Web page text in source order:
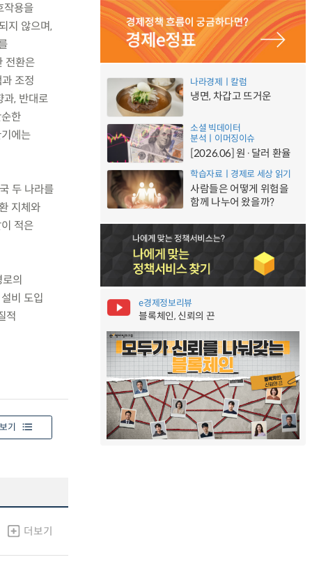
작용을
지 않으며,
전환은
조정
과, 반대로
한
에는
두 나라를
지체와
적은
의
비 도입
적
기
더보기
나라경제ㅣ칼럼
냉면, 차갑고 뜨거운
소셜 빅데이터
분석ㅣ이머징이슈
[2026.06] 원·달러 환율
학습자료ㅣ경제로 세상 읽기
사람들은 어떻게 위험을
함께 나누어 왔을까?
e경제정보리뷰
블록체인, 신뢰의 끈